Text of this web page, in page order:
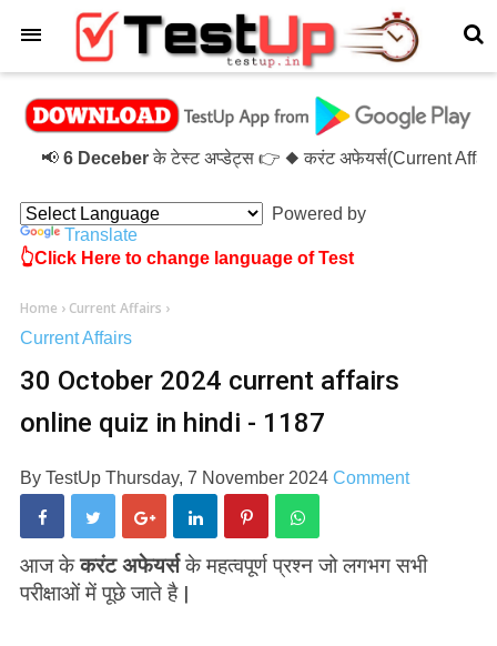
6 Deceberके टेस्ट अप्डेट्स 👉 ◆ करंट अफेयर्स(Current Affairs)-
Powered by
Translate
👆Click Here to change language of Test
Home › Current Affairs ›
Current Affairs
30 October 2024 current affairs
online quiz in hindi - 1187
By TestUp Thursday, 7 November 2024 Comment
आज केकरंट अफेयर्सके महत्वपूर्ण प्रश्न जो लगभग सभी
परीक्षाओं में पूछे जाते है |